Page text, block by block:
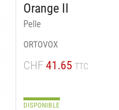
Orange II
Pelle
ORTOVOX
CHF 41.65 TTC
DISPONIBLE